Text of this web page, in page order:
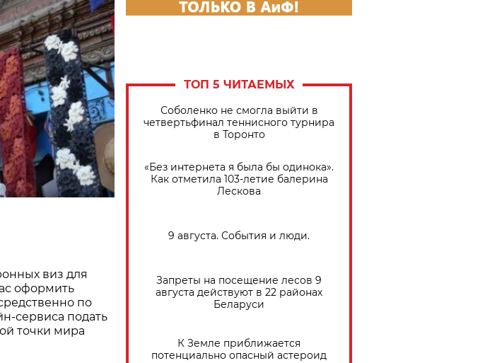
виз для
оформить
по
сервиса подать
точки мира
ТОП 5 ЧИТАЕМЫХ
Соболенко не смогла выйти в
четвертьфинал теннисного турнира
в Торонто
«Без интернета я была бы одинока».
Как отметила 103-летие балерина
Лескова
9 августа. События и люди.
Запреты на посещение лесов 9
августа действуют в 22 районах
Беларуси
К Земле приближается
потенциально опасный астероид